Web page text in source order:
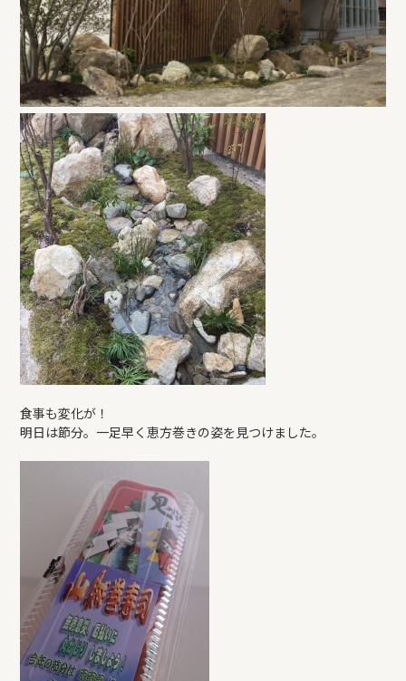
食事も変化が！
明日は節分。一足早く恵方巻きの姿を見つけました。